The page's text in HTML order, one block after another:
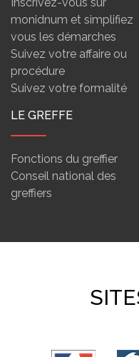
monidnum et simplifiez
vous les démarches
Suivez votre affaire ou
procédure
Suivez votre formalité
LE GREFFE
Fonctions du greffier
Conseil national des
greffiers